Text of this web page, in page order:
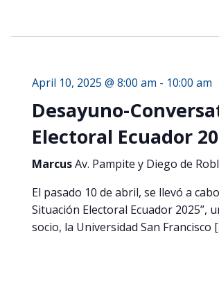
April 10, 2025 @ 8:00 am - 10:00 am
Desayuno-
Electoral Ecuador
MarcusAv. Pampite y Diego de
El pasado 10 de abril, se llevó a
Situación Electoral Ecuador
socio, la Universidad San Francisco